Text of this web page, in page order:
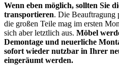
Wenn eben möglich, sollten Sie
transportieren. Die Beauftragung
die großen Teile mag im ersten
sich aber letztlich aus. Möbel
Demontage und neuerliche
sofort wieder nutzbar in Ihrer
eingeräumt werden.